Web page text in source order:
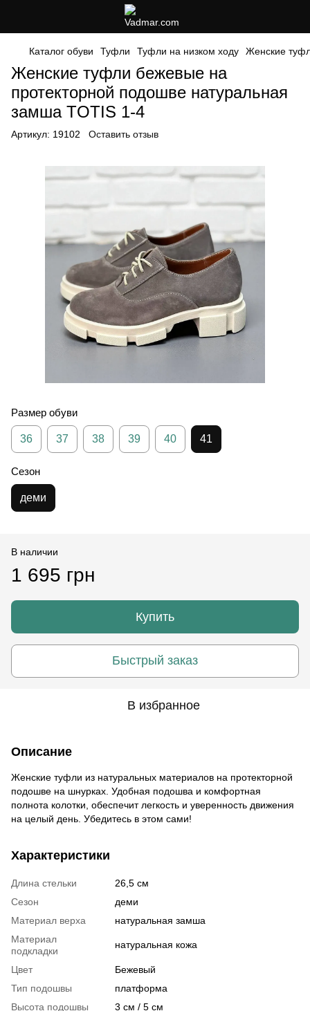
Каталог обуви Туфли Туфли на низком ходу Женские
Женские туфли бежевые на
протекторной подошве натуральная
замша TOTIS 1-4
Артикул: 19102 Оставить отзыв
Размер обуви
36 37 38 39 40 41
Сезон
деми
В наличии
1 695 грн
Купить
Быстрый заказ
В избранное
Описание
Женские туфли из натуральных материалов на протекторной
подошве на шнурках. Удобная подошва и комфортная
полнота колотки, обеспечит легкость и уверенность движения
на целый день. Убедитесь в этом сами!
Характеристики
Длина стельки
26,5 см
Сезон
деми
Материал верха
натуральная замша
Материал
подкладки
натуральная кожа
Цвет
Бежевый
Тип подошвы
платформа
Высота подошвы
3 см / 5 см